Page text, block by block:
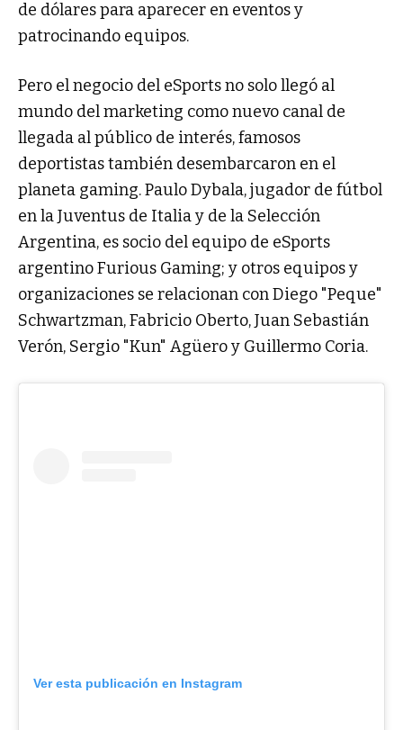
de dólares para aparecer en eventos y
patrocinando equipos.
Pero el negocio del eSports no solo llegó al
mundo del marketing como nuevo canal de
llegada al público de interés, famosos
deportistas también desembarcaron en el
planeta gaming. Paulo Dybala, jugador de fútbol
en la Juventus de Italia y de la Selección
Argentina, es socio del equipo de eSports
argentino Furious Gaming; y otros equipos y
organizaciones se relacionan con Diego "Peque"
Schwartzman, Fabricio Oberto, Juan Sebastián
Verón, Sergio "Kun" Agüero y Guillermo Coria.
Ver esta publicación en Instagram